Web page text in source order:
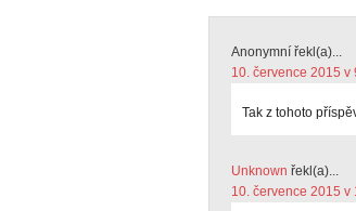
Anonymní řekl(a)...
10. července 2015 v
Tak z tohoto
Unknown řekl(a)...
10. července 2015 v